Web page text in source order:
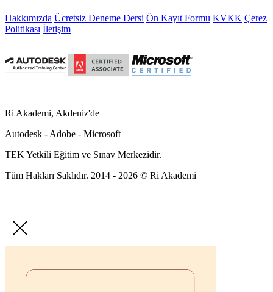
Hakkımızda Ücretsiz Deneme Dersi Ön Kayıt Formu KVKK Çerez
Politikası İletişim
Ri Akademi, Akdeniz'de
Autodesk - Adobe - Microsoft
TEK Yetkili Eğitim ve Sınav Merkezidir.
Tüm Hakları Saklıdır. 2014 - 2026 © Ri Akademi